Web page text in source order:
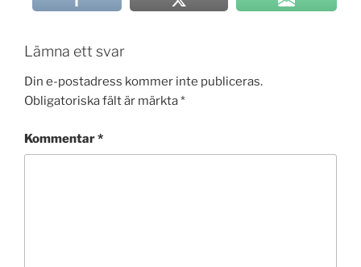
Lämna ett svar
Din e-postadress kommer inte publiceras.
Obligatoriska fält är märkta*
Kommentar*